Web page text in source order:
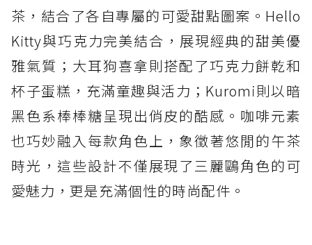
茶，結合了各自專屬的可愛甜點圖案。Hello
Kitty與巧克力完美結合，展現經典的甜美優
雅氣質；大耳狗喜拿則搭配了巧克力餅乾和
杯子蛋糕，充滿童趣與活力；Kuromi則以暗
黑色系棒棒糖呈現出俏皮的酷感。咖啡元素
也巧妙融入每款角色上，象徵著悠閒的午茶
時光，這些設計不僅展現了三麗鷗角色的可
愛魅力，更是充滿個性的時尚配件。